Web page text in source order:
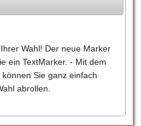
Wahl! Der neue Marker
ein TextMarker. - Mit dem
Sie ganz einfach
abrollen.